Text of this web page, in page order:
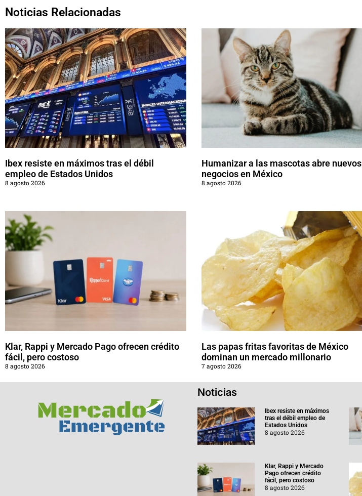
Noticias Relacionadas
Ibex resiste en máximos tras el débil
empleo de Estados Unidos
8 agosto 2026
Humanizar a las mascotas abre nuevos
negocios en México
8 agosto 2026
Klar, Rappi y Mercado Pago ofrecen crédito
fácil, pero costoso
8 agosto 2026
Las papas fritas favoritas de México
dominan un mercado millonario
7 agosto 2026
Noticias
Ibex resiste en máximos
tras el débil empleo de
Estados Unidos
8 agosto 2026
Klar, Rappi y Mercado
Pago ofrecen crédito
fácil, pero costoso
8 agosto 2026